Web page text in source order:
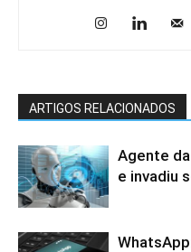
ARTIGOS RELACIONADOS
Agente
e invadiu